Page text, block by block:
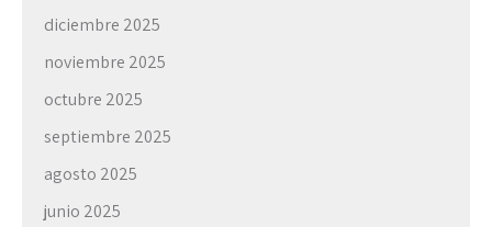
diciembre 2025
noviembre 2025
octubre 2025
septiembre 2025
agosto 2025
junio 2025